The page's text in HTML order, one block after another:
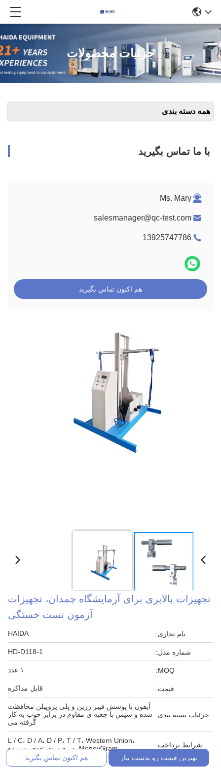
جزئیات محصولات
همه دسته بندی
با ما تماس بگیرید
Ms. Mary
salesmanager@qc-test.com
13925747786
هم اکنون تماس بگیرید
تجهیزات بالابری برای آزمایشگاه چمدان، تجهیزات
آزمون تست خستگی
نام تجاری: HAIDA
شماره مدل: HD-D118-1
MOQ: ۱ عدد
قیمت: قابل مذاکره
جزئیات بسته بندی:
آیفون با پوشش فیبر رزین و پلی پروپیلن محافظت
شده و سپس با جعبه ی مقاوم در برابر چوب به کار
گرفته می
شرایط پرداخت:
L / C، D / A، D / P، T / T، Western Union،
MoneyGram، در صورت نقدی، سپرده
بهترین قیمت رو بدست بیار
هم اکنون تماس بگیرید